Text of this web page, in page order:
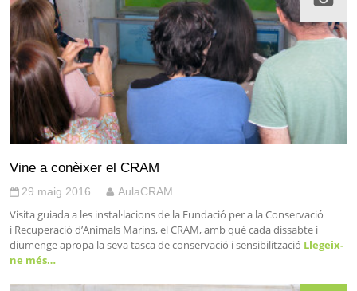
Vine a conèixer el CRAM
29 maig 2016 AulaCRAM
Visita guiada a les instal·lacions de la Fundació per a la Conservació
i Recuperació d’Animals Marins, el CRAM, amb què cada dissabte i
diumenge apropa la seva tasca de conservació i sensibilització Llegeix-
ne més…